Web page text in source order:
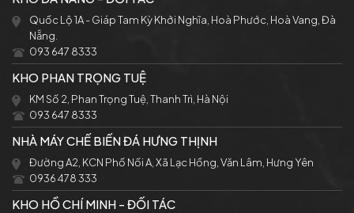
Quốc Lộ 1A - Giáp Tam Kỳ Khởi Nghĩa, Hoà Phước, Hoà Vang, Đà
Nẵng.
093 647 8333
KHO PHAN TRỌNG TUỆ
KM Số 2, Phan Trọng Tuệ, Thanh Trì, Hà Nội
093 647 8333
NHÀ MÁY CHẾ BIẾN ĐÁ HƯNG THỊNH
Đường A2, KCN Phố Nối A, Xã Lạc Hồng, Văn Lâm, Hưng Yên
0936 478 333
KHO HỒ CHÍ MINH - ĐỐI TÁC